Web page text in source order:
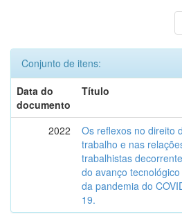
Conjunto de itens:
Data do
documento
Título
2022
Os reflexos no direito
trabalho e nas
trabalhistas
do avanço
da pandemia do
19.